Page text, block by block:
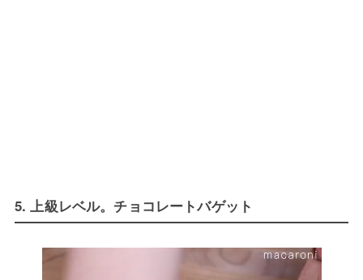
5. 上級レベル。チョコレートバゲット